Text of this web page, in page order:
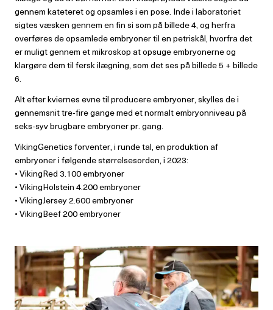
gennem kateteret og opsamles i en pose. Inde i laboratoriet
sigtes væsken gennem en fin si som på billede 4, og herfra
overføres de opsamlede embryoner til en petriskål, hvorfra det
er muligt gennem et mikroskop at opsuge embryonerne og
klargøre dem til fersk ilægning, som det ses på billede 5 + billede
6.
Alt efter kviernes evne til producere embryoner, skylles de i
gennemsnit tre-fire gange med et normalt embryonniveau på
seks-syv brugbare embryoner pr. gang.
VikingGenetics forventer, i runde tal, en produktion af
embryoner i følgende størrelsesorden, i 2023:
• VikingRed 3.100 embryoner
• VikingHolstein 4.200 embryoner
• VikingJersey 2.600 embryoner
• VikingBeef 200 embryoner